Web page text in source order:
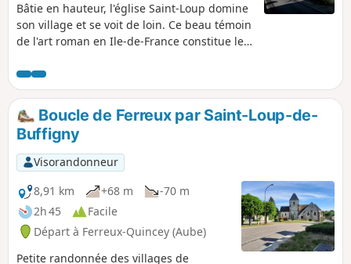
Bâtie en hauteur, l'église Saint-Loup domine
son village et se voit de loin. Ce beau témoin
de l'art roman en Ile-de-France constitue le
chemins des champs et des bois ainsi que
les sentes d'un village, et qui longe des
ruisseaux et la banquette herbeuse d'un
aqueduc souterrain. Une randonnée
bucolique et patrimoniale à la fois, dans un
cadre paisible.
Boucle de Ferreux par Saint-Loup-de-
Buffigny
Visorandonneur
8,91 km
+68 m
-70 m
2h 45
Facile
Départ à Ferreux-Quincey (Aube)
Petite randonnée des villages de